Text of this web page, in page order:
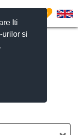
Iti
urilor si
0
ne